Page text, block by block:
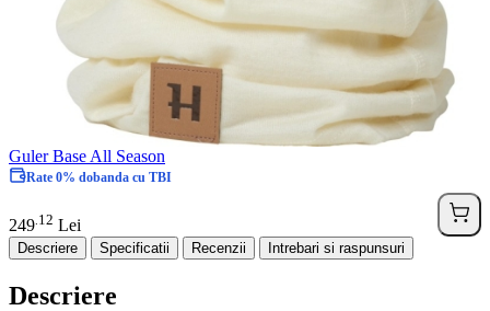
Guler Base All Season
Rate 0% dobanda cu TBI
249 12 Lei
Descriere Specificatii Recenzii Intrebari si raspunsuri
Descriere